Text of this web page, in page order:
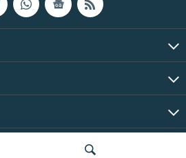
RFE/RL, Inc. | Все права защищены.